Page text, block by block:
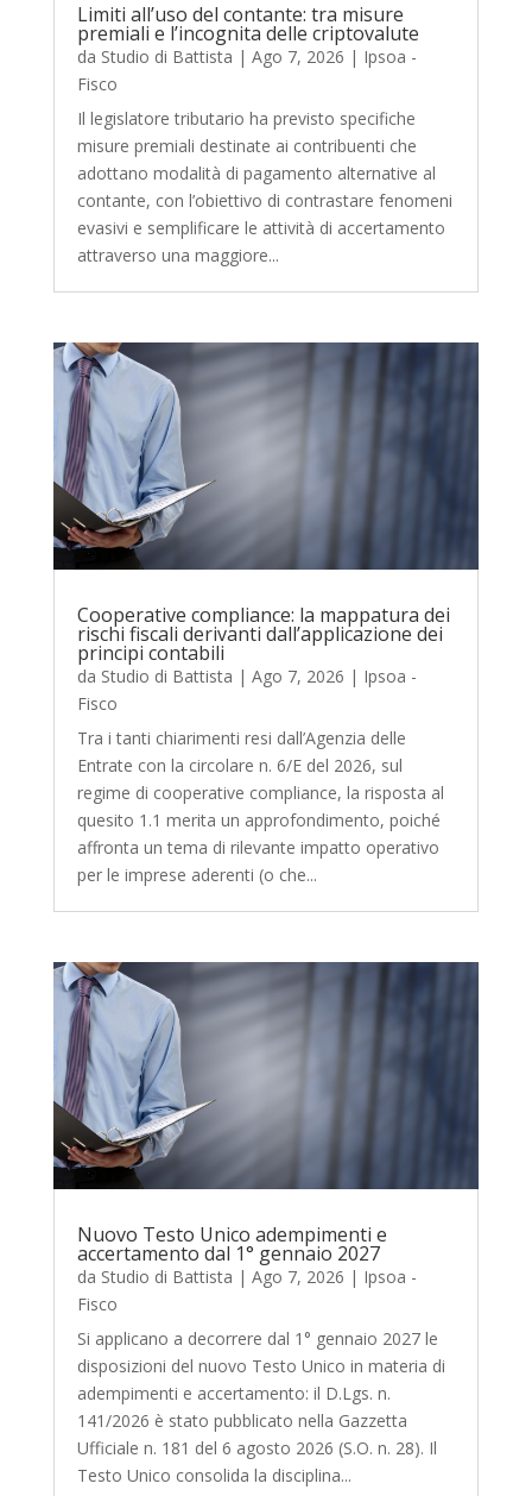
Limiti all’uso del contante: tra misure
premiali e l’incognita delle criptovalute
da Studio di Battista | Ago 7, 2026 | Ipsoa -
Fisco
Il legislatore tributario ha previsto specifiche
misure premiali destinate ai contribuenti che
adottano modalità di pagamento alternative al
contante, con l’obiettivo di contrastare fenomeni
evasivi e semplificare le attività di accertamento
attraverso una maggiore...
Cooperative compliance: la mappatura dei
rischi fiscali derivanti dall’applicazione dei
principi contabili
da Studio di Battista | Ago 7, 2026 | Ipsoa -
Fisco
Tra i tanti chiarimenti resi dall’Agenzia delle
Entrate con la circolare n. 6/E del 2026, sul
regime di cooperative compliance, la risposta al
quesito 1.1 merita un approfondimento, poiché
affronta un tema di rilevante impatto operativo
per le imprese aderenti (o che...
Nuovo Testo Unico adempimenti e
accertamento dal 1° gennaio 2027
da Studio di Battista | Ago 7, 2026 | Ipsoa -
Fisco
Si applicano a decorrere dal 1° gennaio 2027 le
disposizioni del nuovo Testo Unico in materia di
adempimenti e accertamento: il D.Lgs. n.
141/2026 è stato pubblicato nella Gazzetta
Ufficiale n. 181 del 6 agosto 2026 (S.O. n. 28). Il
Testo Unico consolida la disciplina...